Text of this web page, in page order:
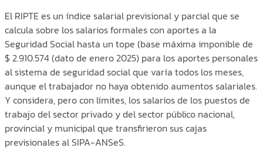
El RIPTE es un índice salarial previsional y parcial que se
calcula sobre los salarios formales con aportes a la
Seguridad Social hasta un tope (base máxima imponible de
$ 2.910.574 (dato de enero 2025) para los aportes personales
al sistema de seguridad social que varía todos los meses,
aunque el trabajador no haya obtenido aumentos salariales.
Y considera, pero con límites, los salarios de los puestos de
trabajo del sector privado y del sector público nacional,
provincial y municipal que transfirieron sus cajas
previsionales al SIPA-ANSeS.